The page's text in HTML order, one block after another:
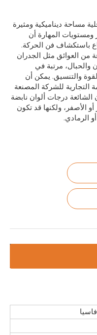
مساحة ديناميكية ومثيرة
المهارة أن
باستكشاف فن الحركة.
العوائق مثل الجدران
والحبال، مرتبة في
والتنسيق. يمكن أن
التجارية للشركة المصنعة
درجات ألوان نابضة
أو ​​الأصفر، ولكنها قد تكون
الرمادي.